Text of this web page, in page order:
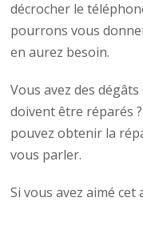
décrocher le
pourrons vous
en aurez besoin.
Vous avez des
doivent être réparés
pouvez obtenir la
vous parler.
Si vous avez aimé cet